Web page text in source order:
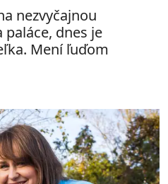
nezvyčajnou
dnes je
Mení ľuďom